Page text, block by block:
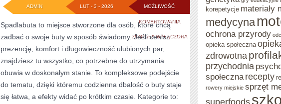
MOŻLIWOŚĆ
KOMENTOWANIAWSZYSTO
O
BUTACH
ZOSTAŁA WYŁĄCZONA
LUT - 3 - 2026
ADMIN
Spadlabuta to miejsce stworzone dla osób, które chcą
zadbać o swoje buty w sposób świadomy. Jeśli cenisz
prezencję, komfort i długowieczność ulubionych par,
znajdziesz tu wszystko, co potrzebne do utrzymania
obuwia w doskonałym stanie. To kompleksowe podejście
do tematu, dzięki któremu codzienna dbałość o buty staje
się łatwa, a efekty widać po krótkim czasie. Kategorie to:
korepetycje materiały
medycyna
ochrona przyrody
opieka społeczna
zdrowotna
przychodnia
społeczna recepty
rowery miejskie sprzęt
superfoods